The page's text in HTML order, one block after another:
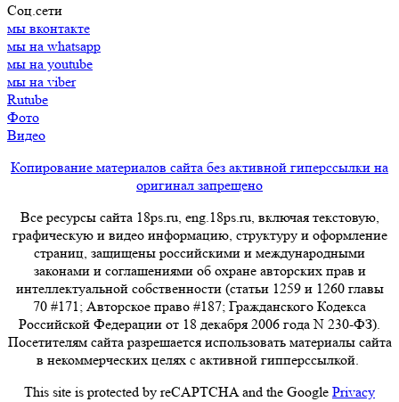
Соц.сети
мы вконтакте
мы на whatsapp
мы на youtube
мы на viber
Rutube
Фото
Видео
Копирование материалов сайта без активной гиперссылки на
оригинал запрещено
Все ресурсы сайта 18ps.ru, eng.18ps.ru, включая текстовую,
графическую и видео информацию, структуру и оформление
страниц, защищены российскими и международными
законами и соглашениями об охране авторских прав и
интеллектуальной собственности (статьи 1259 и 1260 главы
70 #171; Авторское право #187; Гражданского Кодекса
Российской Федерации от 18 декабря 2006 года N 230-ФЗ).
Посетителям сайта разрешается использовать материалы сайта
в некоммерческих целях с активной гипперссылкой.
This site is protected by reCAPTCHA and the Google Privacy